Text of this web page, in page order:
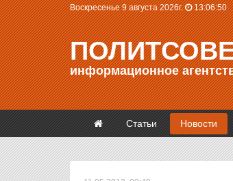
Воскресенье 9 августа 2026г. 13:06:50
информационное
Статьи Новости